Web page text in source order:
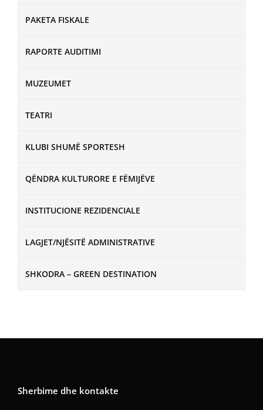
PAKETA FISKALE
RAPORTE AUDITIMI
MUZEUMET
TEATRI
KLUBI SHUMË SPORTESH
QËNDRA KULTURORE E FËMIJËVE
INSTITUCIONE REZIDENCIALE
LAGJET/NJËSITË ADMINISTRATIVE
SHKODRA – GREEN DESTINATION
Sherbime dhe kontakte